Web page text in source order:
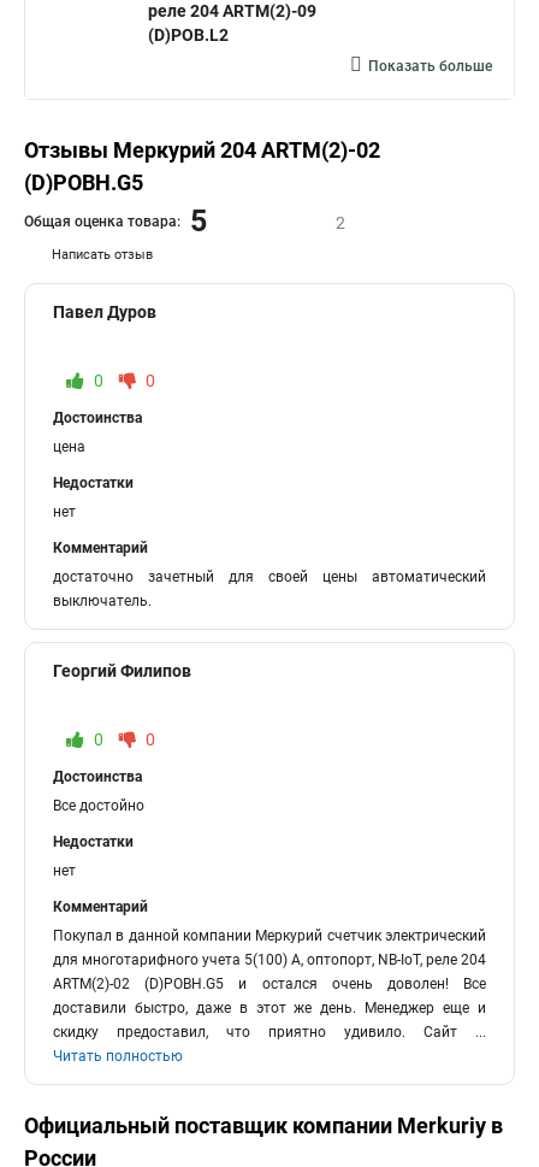
реле 204 ARTM(2)-09
(D)POB.L2
Показать больше
Отзывы Меркурий 204 ARTM(2)-02
(D)POBH.G5
Написать отзыв
Общая оценка товара: 5 2
Павел Дуров
0 0
Достоинства
цена
Недостатки
нет
Комментарий
достаточно зачетный для своей цены автоматический
выключатель.
Георгий Филипов
0 0
Достоинства
Все достойно
Недостатки
нет
Комментарий
Покупал в данной компании Меркурий счетчик электрический
для многотарифного учета 5(100) А, оптопорт, NB-IoT, реле 204
ARTM(2)-02 (D)POBH.G5 и остался очень доволен! Все
доставили быстро, даже в этот же день. Менеджер еще и
скидку предоставил, что приятно удивило. Сайт ...
Читать полностью
Официальный поставщик компании Merkuriy в
России